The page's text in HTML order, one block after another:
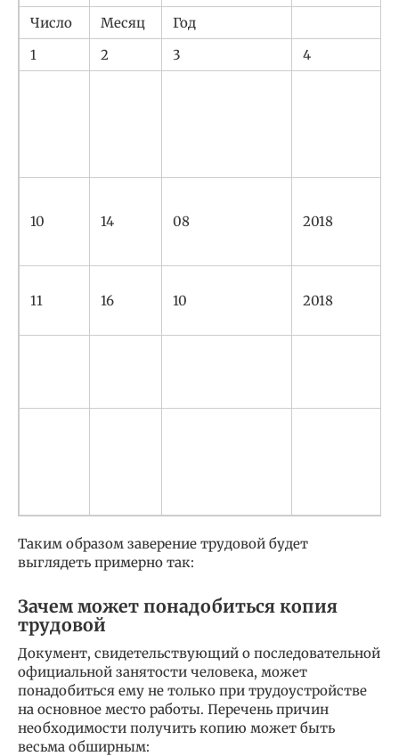
Число Месяц
Год
1
2 3 4
10 14 08 2018
11 16 10 2018
Таким образом заверение трудовой будет
выглядеть примерно так:
Зачем может понадобиться копия
трудовой
Документ, свидетельствующий о последовательной
официальной занятости человека, может
понадобиться ему не только при трудоустройстве
на основное место работы. Перечень причин
необходимости получить копию может быть
весьма обширным: